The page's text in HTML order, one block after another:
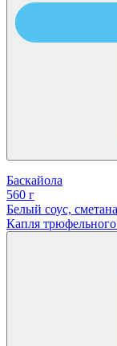
Баскайола
560 г
Белый соус,
Капля трюфельного